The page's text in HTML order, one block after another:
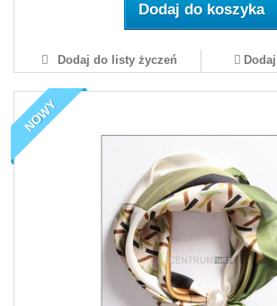
Dodaj do koszyka
Dodaj do listy życzeń
NOWY